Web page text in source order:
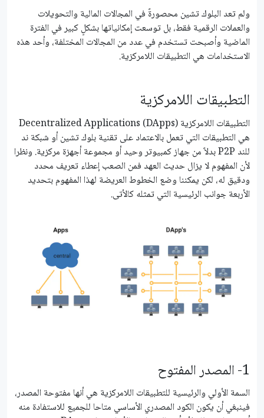
ولم تعد البلوك تشين محصورةً في المجالات المالية والتحويلات
والعملات الرقمية فقط، بل توسعت إمكانياتها بشكلٍ كبير في الفترة
الماضية وأصبحت تستخدم في عدد من المجالات المختلفة، وأحد هذه
الاستخدامات هي التطبيقات اللامركزية.
التطبيقات اللامركزية
التطبيقات اللامركزية Decentralized Applications (DApps)
هي التطبيقات التي تعمل بالاعتماد على تقنية بلوك تشين أو شبكة ند
للند P2P بدلاً من جهاز كمبيوتر وحيد أو مجموعة أجهزة مركزية. ونظرا
لأن المفهوم لا يزال حديث العهد فمن الصعب إعطاء تعريف محدد
ودقيق له، لكن يمكننا وضع الخطوط العريضة لهذا المفهوم بتحديد
الأربعة جوانب الرئيسية التي تمثله كالأتى.
1- المصدر المفتوح
السمة الأولي والرئيسية للتطبيقات اللامركزية هي أنها مفتوحة المصدر،
فينبغي أن يكون الكود المصدري الأساسي متاحا للجميع للاستفادة منه